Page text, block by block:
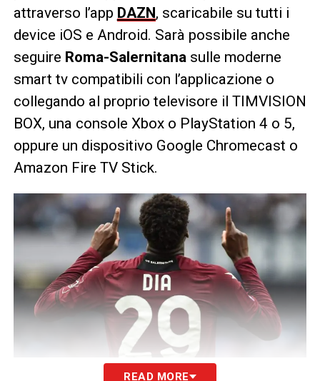
attraverso l’app DAZN, scaricabile su tutti i
device iOS e Android. Sarà possibile anche
seguire Roma-Salernitana sulle moderne
smart tv compatibili con l’applicazione o
collegando al proprio televisore il TIMVISION
BOX, una console Xbox o PlayStation 4 o 5,
oppure un dispositivo Google Chromecast o
Amazon Fire TV Stick.
READ MORE